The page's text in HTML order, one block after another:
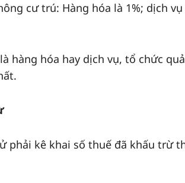
cư trú: Hàng hóa là 1%; dịch vụ
hàng hóa hay dịch vụ, tổ chức
phải kê khai số thuế đã khấu trừ